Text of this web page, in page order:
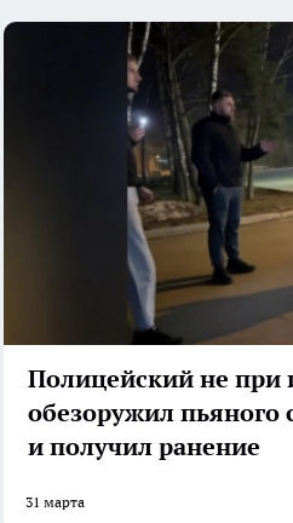
Полицейский не при
обезоружил
и получил ранение
31 марта